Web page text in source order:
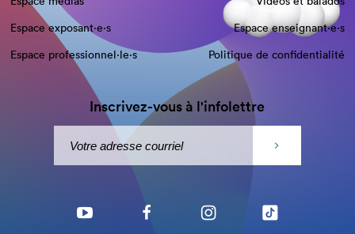
Espace exposant·e⋅s
Espace enseignant·e⋅s
Espace professionnel·le⋅s
Politique de confidentialité
Inscrivez-vous à l'infolettre